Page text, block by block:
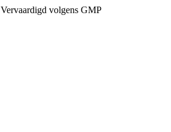
Vervaardigd volgens GMP